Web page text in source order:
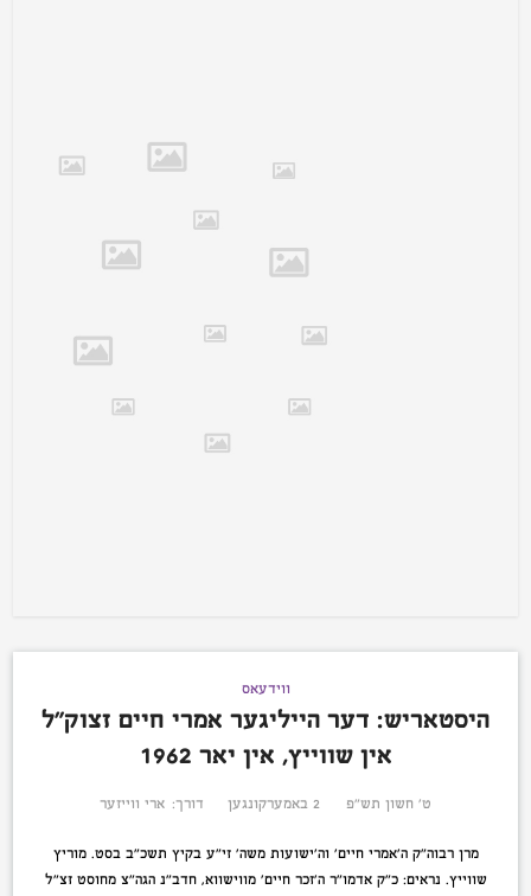
ווידעאס
היסטאריש: דער הייליגער אמרי חיים זצוק”ל
אין שווייץ, אין יאר 1962
ט׳ חשון תש״פ 2 באמערקונגען דורך: ארי ווייזער
מרן רבוה”ק ה’אמרי חיים’ וה’ישועות משה’ זי”ע בקיץ תשכ”ב בסט. מוריץ
שווייץ. נראים: כ”ק אדמו”ר ה’זכר חיים’ מווישווא, חדב”נ הגה”צ מחוסט זצ”ל